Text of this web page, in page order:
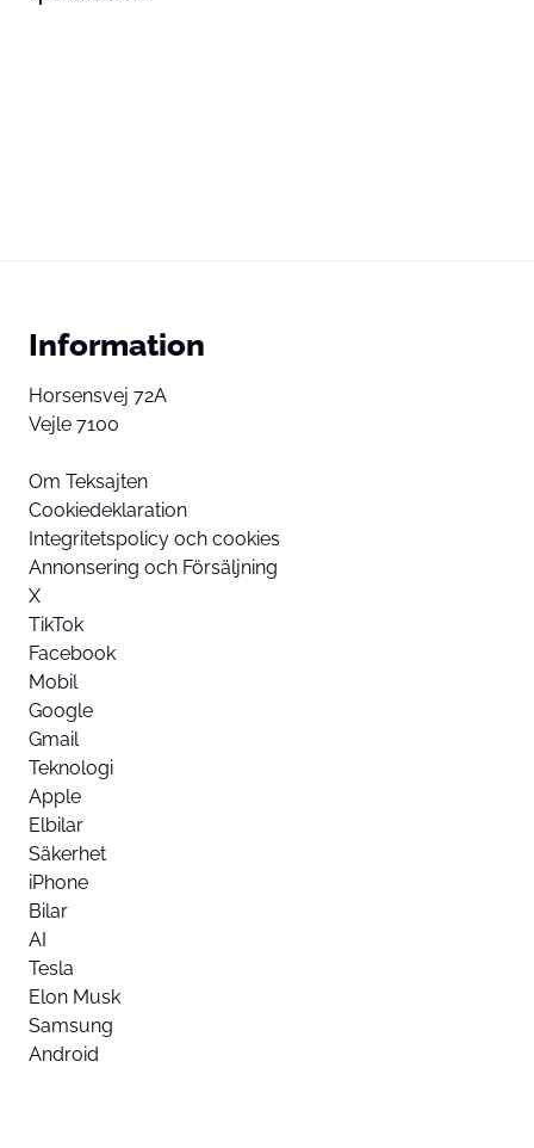
Information
Horsensvej 72A
Vejle 7100
Om Teksajten
Cookiedeklaration
Integritetspolicy och cookies
Annonsering och Försäljning
X
TikTok
Facebook
Mobil
Google
Gmail
Teknologi
Apple
Elbilar
Säkerhet
iPhone
Bilar
AI
Tesla
Elon Musk
Samsung
Android